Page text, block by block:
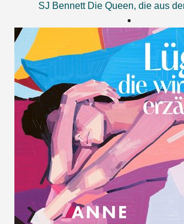
SJ Bennett Die Queen, die aus